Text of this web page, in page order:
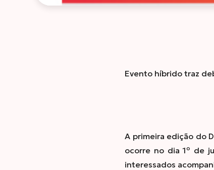
Evento híbrido traz
A primeira edição do
ocorre no dia 1º de
interessados